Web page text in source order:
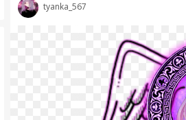
tyanka_567